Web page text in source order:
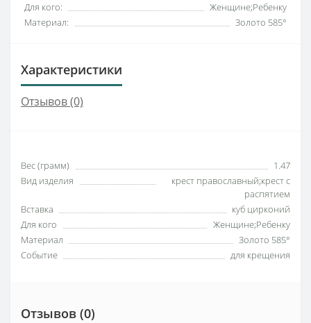
Для кого:
Женщине;Ребенку
Материал:
Золото 585°
Характеристики
Отзывов (0)
Вес (грамм)
1.47
Вид изделия
крест православный;крест с
распятием
Вставка
куб цирконий
Для кого
Женщине;Ребенку
Материал
Золото 585°
Событие
для крещения
Отзывов (0)